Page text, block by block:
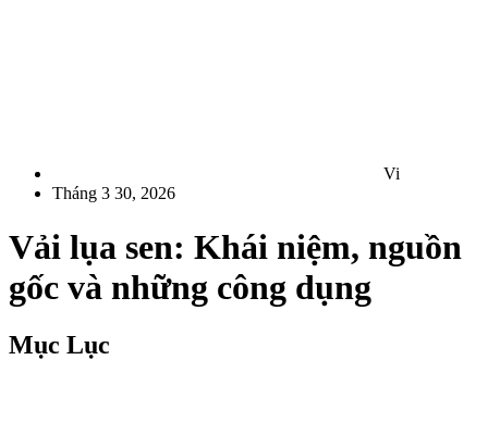
Vi
Tháng 3 30, 2026
Vải lụa sen: Khái niệm, nguồn
gốc và những công dụng
Mục Lục